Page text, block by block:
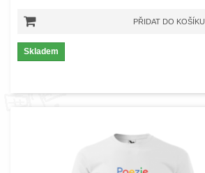
PŘIDAT DO KOŠÍKU
Skladem